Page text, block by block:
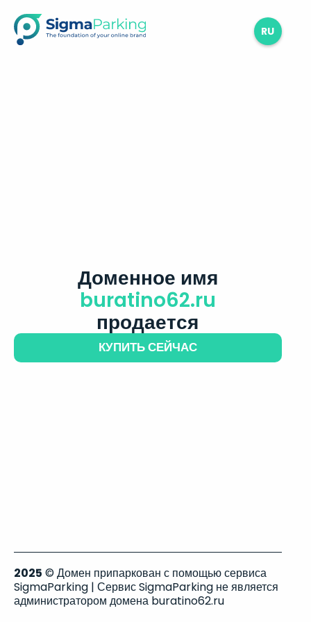
RU
Доменное имя
buratino62.ru
продается
КУПИТЬ СЕЙЧАС
2025 © Домен припаркован с помощью сервиса
SigmaParking | Сервис SigmaParking не является
администратором домена buratino62.ru